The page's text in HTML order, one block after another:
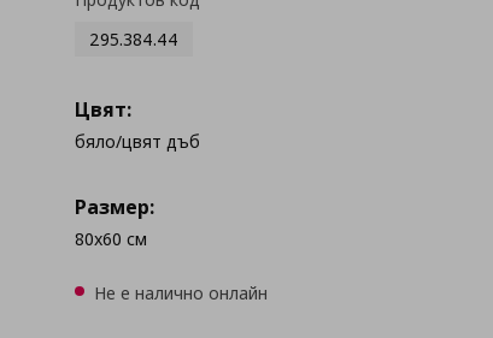
295.384.44
Цвят:
бяло/цвят дъб
Размер:
80x60 см
Не е налично онлайн